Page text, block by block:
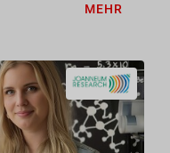
MEHR